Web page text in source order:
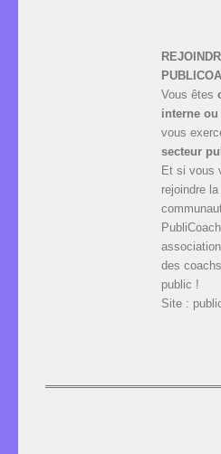
Vous êtes
interne ou
vous
secteur
Et si vous
rejoindre la
des
public !
Site :